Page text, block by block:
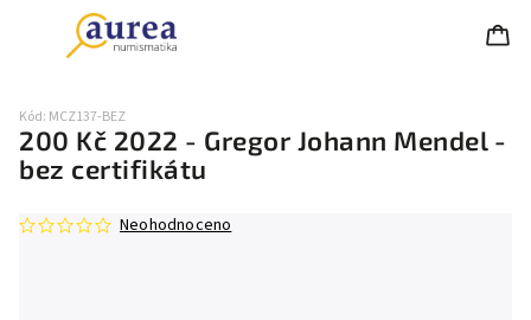
200 Kč 2022 - Gregor Johann Mendel -
bez certifikátu
Kód: MCZ137-BEZ
Neohodnoceno